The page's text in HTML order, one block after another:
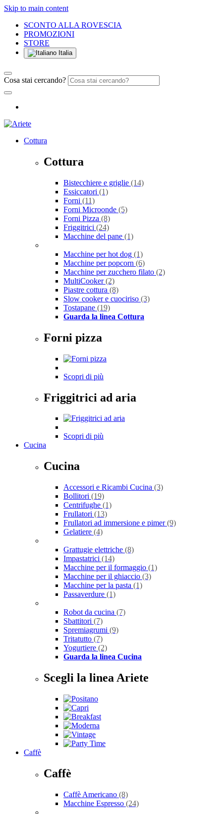
Skip to main content
SCONTO ALLA ROVESCIA
PROMOZIONI
STORE
Italia
Cosa stai cercando?
Cottura
Cottura
Bistecchiere e griglie (14)
Essiccatori (1)
Forni (11)
Forni Microonde (5)
Forni Pizza (8)
Friggitrici (24)
Macchine del pane (1)
Macchine per hot dog (1)
Macchine per popcorn (6)
Macchine per zucchero filato (2)
MultiCooker(2)
Piastre cottura (8)
Slow cooker e cuociriso (3)
Tostapane (19)
Guarda la linea Cottura
Forni pizza
Scopri di più
Friggitrici ad aria
Scopri di più
Cucina
Cucina
Accessori e Ricambi Cucina (3)
Bollitori (19)
Centrifughe (1)
Frullatori (13)
Frullatori ad immersione e pimer(9)
Gelatiere (4)
Grattugie elettriche (8)
Impastatrici (14)
Macchine per il formaggio (1)
Macchine per il ghiaccio (3)
Macchine per la pasta (1)
Passaverdure (1)
Robot da cucina (7)
Sbattitori (7)
Spremiagrumi (9)
Tritatutto (7)
Yogurtiere (2)
Guarda la linea Cucina
Scegli la linea Ariete
Caffè
Caffè
Caffè Americano (8)
Macchine Espresso (24)